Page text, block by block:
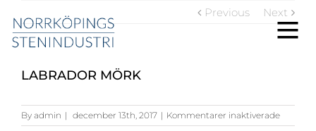
Previous Next
LABRADOR MÖRK
By admin | december 13th, 2017 | Kommentarer inaktiveradeför